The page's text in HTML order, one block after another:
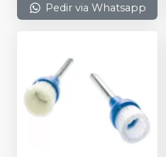
Pedir via Whatsapp